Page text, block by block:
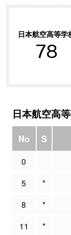
日本航空高等学
78
日本航空高
No S
0
5
*
8
*
11
*